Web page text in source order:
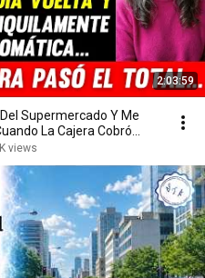
2:03:59
Supermercado Y Me
La Cajera Cobró...
views